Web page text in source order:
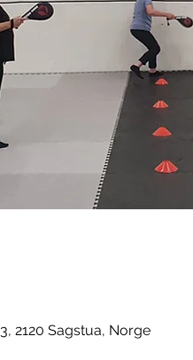
2120 Sagstua, Norge